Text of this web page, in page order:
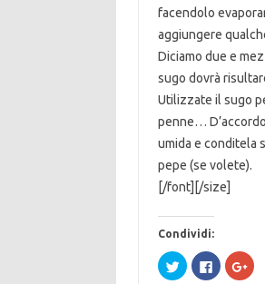
facendolo
aggiungere
Diciamo due e
sugo dovrà
Utilizzate il sugo
penne…
umida e conditela
pepe (se volete).
[/font][/size]
Condividi:
F
a
F
a
F
a